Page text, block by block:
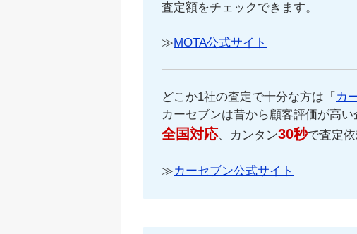
査定額をチェックできます。
≫MOTA公式サイト
どこか1社の査定で十分な方は「 カ
カーセブンは昔から顧客評価が高い
全国対応、カンタン30秒で査定依
≫カーセブン公式サイト